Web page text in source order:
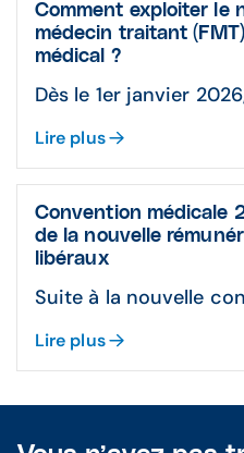
Comment exploiter le
médecin traitant
médical ?
Dès le 1er janvier
Lire plus
Convention médicale
de la nouvelle
libéraux
Suite à la nouvelle
Lire plus